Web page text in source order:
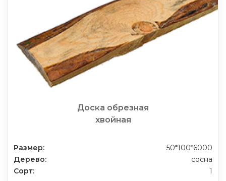
Доска обрезная
хвойная
Размер:
50*100*6000
Дерево:
сосна
Сорт:
1